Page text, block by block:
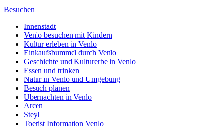
Besuchen
Innenstadt
Venlo besuchen mit Kindern
Kultur erleben in Venlo
Einkaufsbummel durch Venlo
Geschichte und Kulturerbe in Venlo
Essen und trinken
Natur in Venlo und Umgebung
Besuch planen
Ubernachten in Venlo
Arcen
Steyl
Toerist Information Venlo